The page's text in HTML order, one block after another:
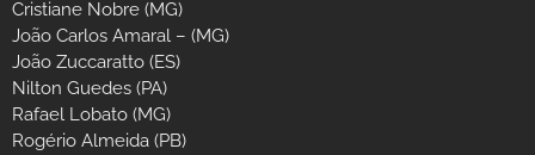
Cristiane Nobre (MG)
João Carlos Amaral – (MG)
João Zuccaratto (ES)
Nilton Guedes (PA)
Rafael Lobato (MG)
Rogério Almeida (PB)